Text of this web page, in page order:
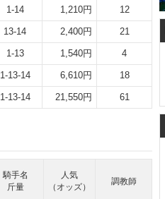
1-14 1,210円 12
13-14 2,400円 21
1-13 1,540円 4
1-13-14 6,610円 18
1-13-14 21,550円 61
騎手名
斤量
人気
（オッズ）
調教師